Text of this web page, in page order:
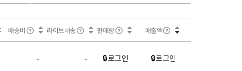
배송비 라이브배송 판매량 매출액
- - 🔒 로그인 🔒 로그인